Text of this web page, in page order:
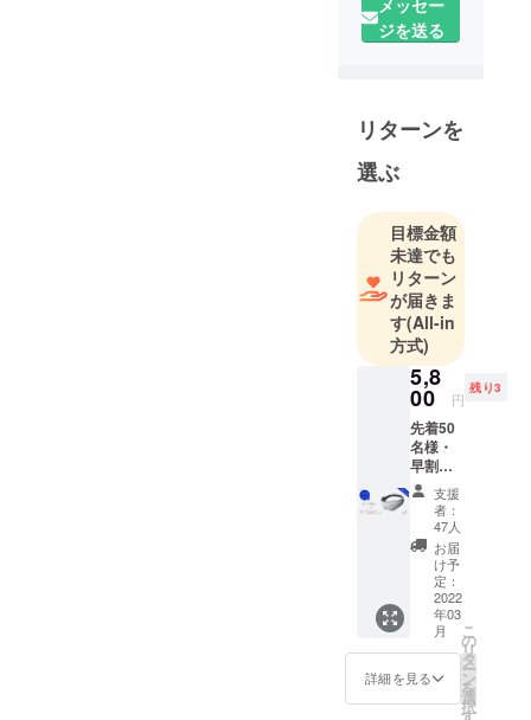
JAPAN（オ
は、スペイ
ン・
Ostrichpillow
と独占販売
契約を締結
した国内唯
一の正規販
売代理店で
す。
Ostrichpillow
は、スペイ
ンの安眠・
快眠ブラン
ドとして、
「モダンな
セルフケ
ア」をコン
セプトに数
多くの商品
を世に送り
届けていま
す。人目を
引く奇抜な
ジを送る
リターンを
選ぶ
目標金額
未達でも
リターン
が届きま
す(All-in
方式)
5,8
00 円
残り3
先着50
名様・
早割
25%OF
F 定価
7,700円
→
5,800円
（税・
送料
込）
【内
容】 ・
Ostrich
pillow
3D Eye
支援
者：
47人
お届
け予
定：
2022
年03
月
詳細を見る
こ
の
リ
タ
ー
ン
を
選
択